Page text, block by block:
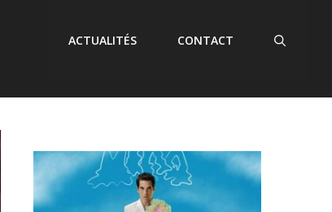
ACTUALITÉS CONTACT